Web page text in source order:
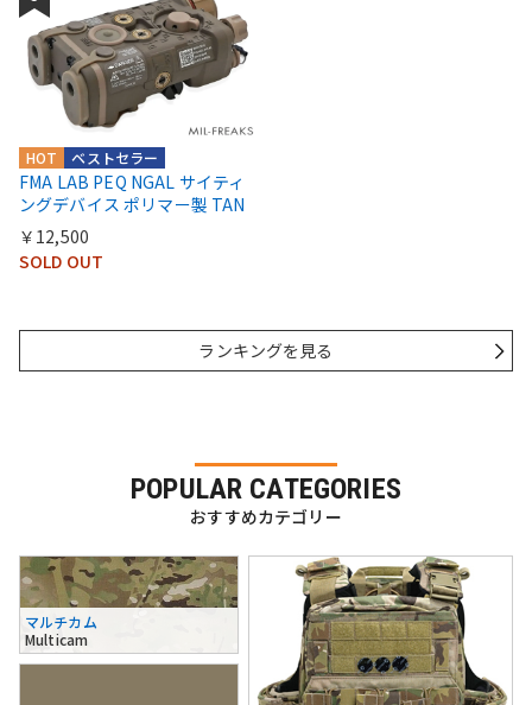
ベストセラー
HOT
FMA LAB PEQ NGAL サイティ
ングデバイス ポリマー製 TAN
￥12,500
SOLD OUT
ランキングを見る
POPULAR CATEGORIES
おすすめカテゴリー
マルチカム
Multicam